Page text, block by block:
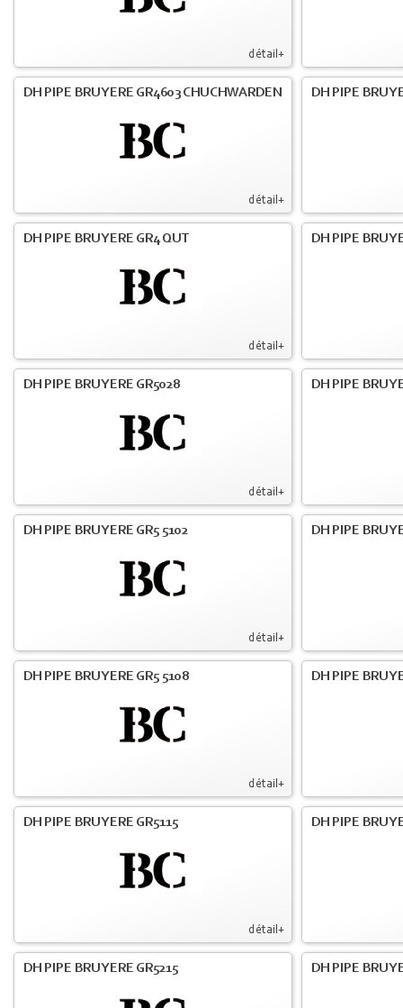
détail+
détail+
DH PIPE BRUYERE GR4603 CHUCHWARDEN DH PIPE
détail+
DH PIPE BRUYERE GR4 QUT DH PIPE
détail+
DH PIPE BRUYERE GR5028 DH PIPE
détail+
DH PIPE BRUYERE GR5 5102 DH PIPE
détail+
DH PIPE BRUYERE GR5 5108 DH PIPE
détail+
DH PIPE BRUYERE GR5115 DH PIPE
DH PIPE BRUYERE GR5215 DH PIPE